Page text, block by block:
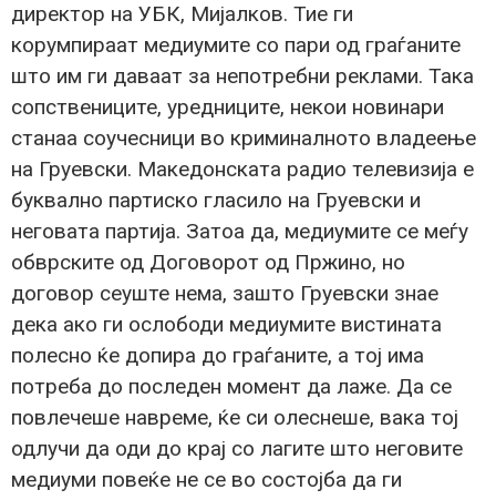
директор на УБК, Мијалков. Тие ги
корумпираат медиумите со пари од граѓаните
што им ги даваат за непотребни реклами. Така
сопствениците, уредниците, некои новинари
станаа соучесници во криминалното владеење
на Груевски. Македонската радио телевизија е
буквално партиско гласило на Груевски и
неговата партија. Затоа да, медиумите се меѓу
обврските од Договорот од Пржино, но
договор сеуште нема, зашто Груевски знае
дека ако ги ослободи медиумите вистината
полесно ќе допира до граѓаните, а тој има
потреба до последен момент да лаже. Да се
повлечеше навреме, ќе си олеснеше, вака тој
одлучи да оди до крај со лагите што неговите
медиуми повеќе не се во состојба да ги